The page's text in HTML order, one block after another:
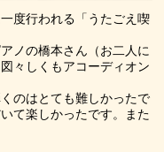
度行われる「うたごえ喫
ノの橋本さん（お二人に
々しくもアコーディオン
のはとても難しかったで
て楽しかったです。また